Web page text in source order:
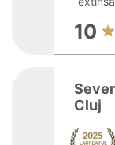
10
Cluj